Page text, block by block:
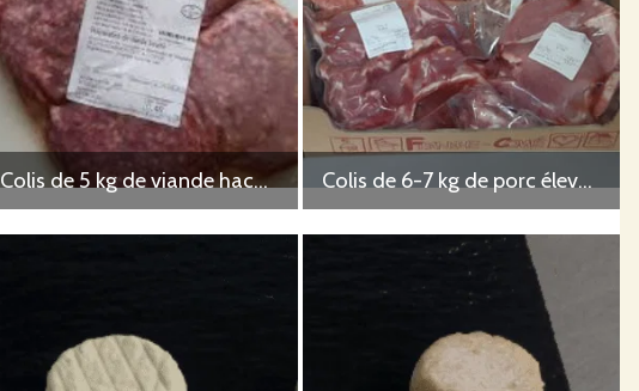
Colis de 5 kg de viande hachée Colis de 6-7 kg de porc élevé en plein air